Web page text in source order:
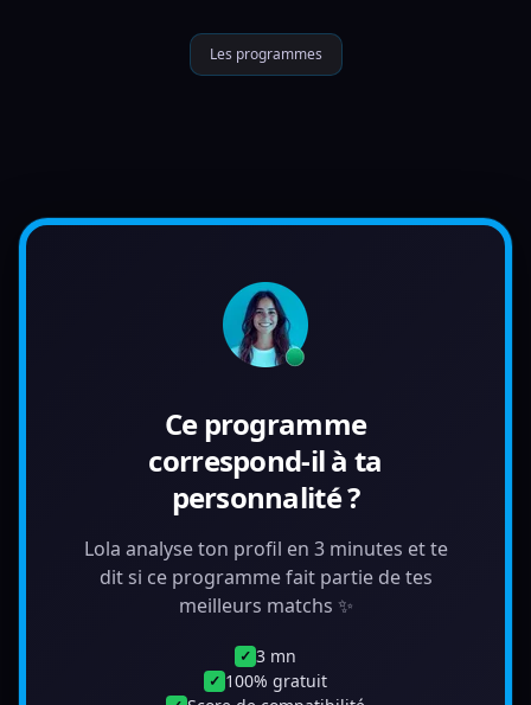
Les programmes
Ce programme
correspond-il à ta
personnalité ?
Lola analyse ton profil en 3 minutes et te
dit si ce programme fait partie de tes
meilleurs matchs ✨
✓ 3 mn
✓ 100% gratuit